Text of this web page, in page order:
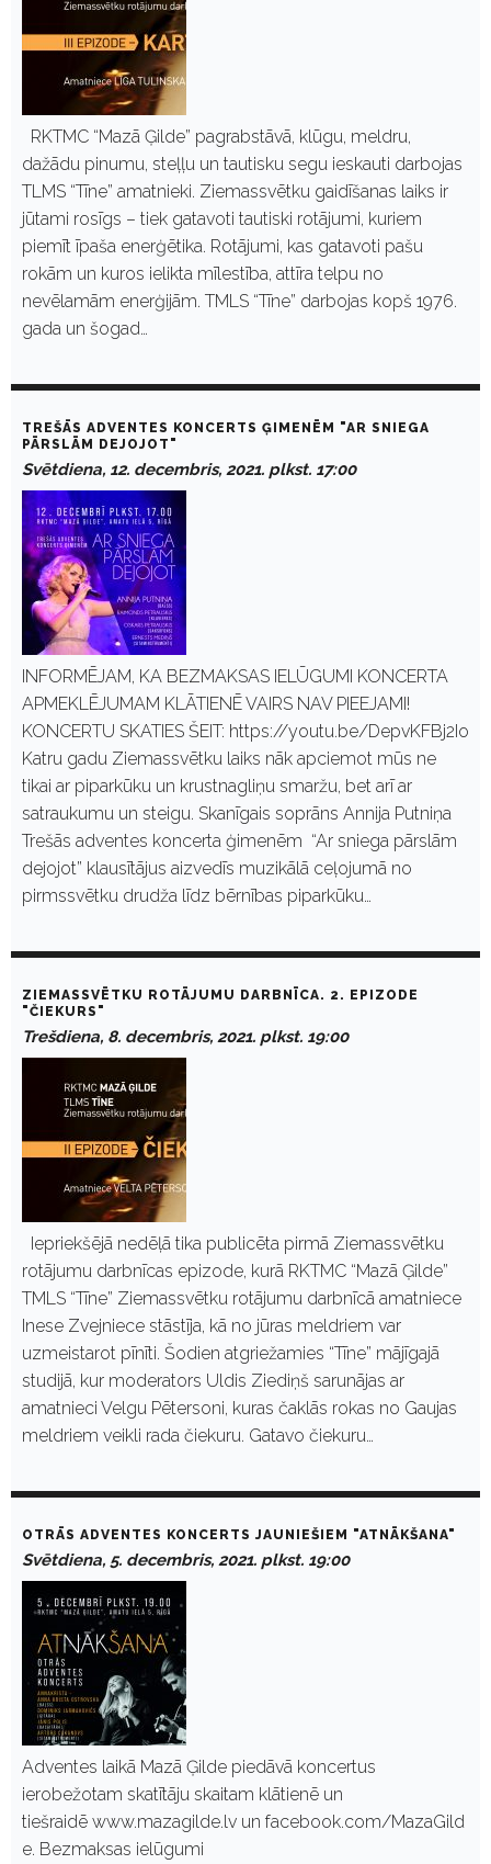
RKTMC “Mazā Ģilde” pagrabstāvā, klūgu, meldru,
dažādu pinumu, steļļu un tautisku segu ieskauti darbojas
TLMS “Tīne” amatnieki. Ziemassvētku gaidīšanas laiks ir
jūtami rosīgs – tiek gatavoti tautiski rotājumi, kuriem
piemīt īpaša enerģētika. Rotājumi, kas gatavoti pašu
rokām un kuros ielikta mīlestība, attīra telpu no
nevēlamām enerģijām. TMLS “Tīne” darbojas kopš 1976.
gada un šogad…
TREŠĀS ADVENTES KONCERTS ĢIMENĒM "AR SNIEGA
PĀRSLĀM DEJOJOT"
Svētdiena, 12. decembris, 2021. plkst. 17:00
INFORMĒJAM, KA BEZMAKSAS IELŪGUMI KONCERTA
APMEKLĒJUMAM KLĀTIENĒ VAIRS NAV PIEEJAMI!
KONCERTU SKATIES ŠEIT: https://youtu.be/DepvKFBj2Io
Katru gadu Ziemassvētku laiks nāk apciemot mūs ne
tikai ar piparkūku un krustnagliņu smaržu, bet arī ar
satraukumu un steigu. Skanīgais soprāns Annija Putniņa
Trešās adventes koncerta ģimenēm “Ar sniega pārslām
dejojot” klausītājus aizvedīs muzikālā ceļojumā no
pirmssvētku drudža līdz bērnības piparkūku…
ZIEMASSVĒTKU ROTĀJUMU DARBNĪCA. 2. EPIZODE
"ČIEKURS"
Trešdiena, 8. decembris, 2021. plkst. 19:00
Iepriekšējā nedēļā tika publicēta pirmā Ziemassvētku
rotājumu darbnīcas epizode, kurā RKTMC “Mazā Ģilde”
TMLS “Tīne” Ziemassvētku rotājumu darbnīcā amatniece
Inese Zvejniece stāstīja, kā no jūras meldriem var
uzmeistarot pīnīti. Šodien atgriežamies “Tīne” mājīgajā
studijā, kur moderators Uldis Ziediņš sarunājas ar
amatnieci Velgu Pētersoni, kuras čaklās rokas no Gaujas
meldriem veikli rada čiekuru. Gatavo čiekuru…
OTRĀS ADVENTES KONCERTS JAUNIEŠIEM "ATNĀKŠANA"
Svētdiena, 5. decembris, 2021. plkst. 19:00
Adventes laikā Mazā Ģilde piedāvā koncertus
ierobežotam skatītāju skaitam klātienē un
tiešraidē www.mazagilde.lv un facebook.com/MazaGild
e. Bezmaksas ielūgumi